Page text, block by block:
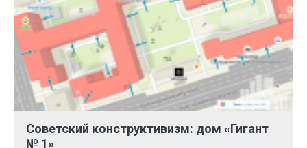
Советский конструктивизм: дом «Гигант
№ 1»